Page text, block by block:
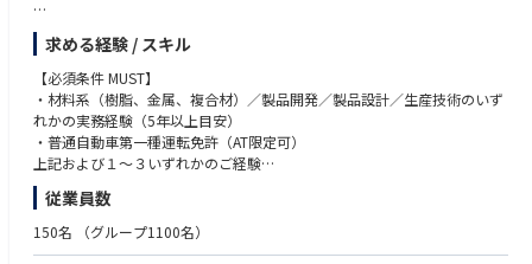
【業務詳細】
・材料評価： 物性、加工性、耐久性などの評価・分析
・試作条件出し： 成形条件の検討、治具の検討・導入
・工程設計： 試作フローの構築、および設備や現場の改善提案（カイゼン
活動）
・評価レポート作成： 顧客（大手メーカー）向けの技術資料・報告書の作
成
ーチではなく、技術的な観点からの説明・報告を行います）
・トラブルシューティング： 不具合解析および原因究明
求める経験 / スキル
【必須条件 MUST】
・材料系（樹脂、金属、複合材）／製品開発／製品設計／生産技術のいず
れかの実務経験（5年以上目安）
・普通自動車第一種運転免許（AT限定可）
上記および１～３いずれかのご経験
1．試作〜量産立ち上げのいずれかの経験
2．顧客との技術折衝（技術的な説明・報告、仕様調整など）の経験/技術
営業
従業員数
150名 （グループ1100名）